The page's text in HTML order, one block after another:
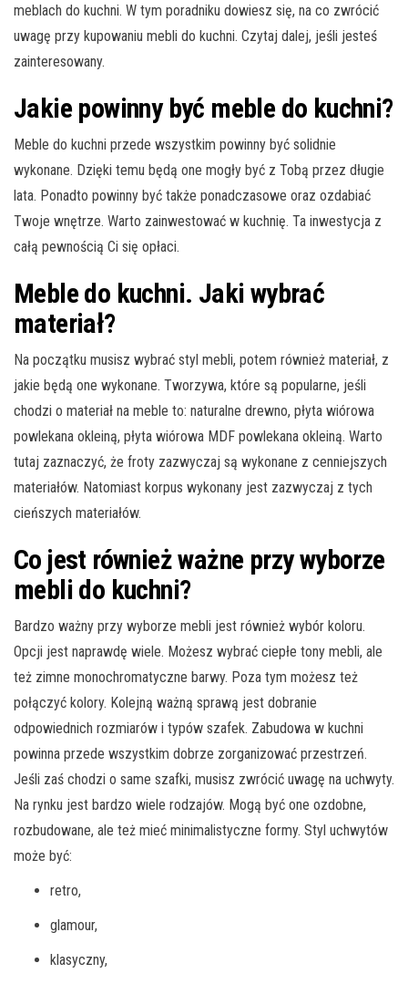
meblach do kuchni. W tym poradniku dowiesz się, na co zwrócić
uwagę przy kupowaniu mebli do kuchni. Czytaj dalej, jeśli jesteś
zainteresowany.
Jakie powinny być meble do kuchni?
Meble do kuchni przede wszystkim powinny być solidnie
wykonane. Dzięki temu będą one mogły być z Tobą przez długie
lata. Ponadto powinny być także ponadczasowe oraz ozdabiać
Twoje wnętrze. Warto zainwestować w kuchnię. Ta inwestycja z
całą pewnością Ci się opłaci.
Meble do kuchni. Jaki wybrać
materiał?
Na początku musisz wybrać styl mebli, potem również materiał, z
jakie będą one wykonane. Tworzywa, które są popularne, jeśli
chodzi o materiał na meble to: naturalne drewno, płyta wiórowa
powlekana okleiną, płyta wiórowa MDF powlekana okleiną. Warto
tutaj zaznaczyć, że froty zazwyczaj są wykonane z cenniejszych
materiałów. Natomiast korpus wykonany jest zazwyczaj z tych
cieńszych materiałów.
Co jest również ważne przy wyborze
mebli do kuchni?
Bardzo ważny przy wyborze mebli jest również wybór koloru.
Opcji jest naprawdę wiele. Możesz wybrać ciepłe tony mebli, ale
też zimne monochromatyczne barwy. Poza tym możesz też
połączyć kolory. Kolejną ważną sprawą jest dobranie
odpowiednich rozmiarów i typów szafek. Zabudowa w kuchni
powinna przede wszystkim dobrze zorganizować przestrzeń.
Jeśli zaś chodzi o same szafki, musisz zwrócić uwagę na uchwyty.
Na rynku jest bardzo wiele rodzajów. Mogą być one ozdobne,
rozbudowane, ale też mieć minimalistyczne formy. Styl uchwytów
może być:
retro,
glamour,
klasyczny,